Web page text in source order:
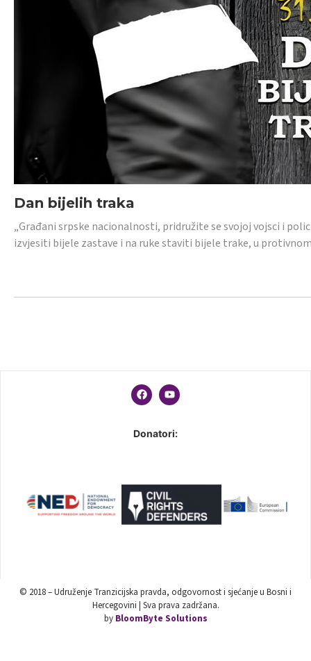
Dan bijelih traka
„Građani srpske nacionalnosti, pridružite se svojoj vojsci i
izvjesiti bijele zastave i na ruke staviti bijele trake, u
Donatori:
© 2018 – Udruženje Tranzicijska pravda, odgovornost i sjećanje u Bosni i
Hercegovini | Sva prava zadržana.
by BloomByte Solutions